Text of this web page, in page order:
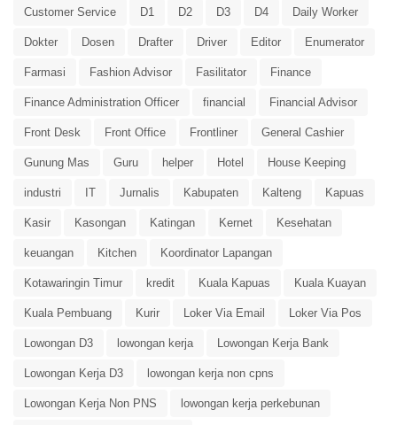
Customer Service D1 D2 D3 D4 Daily Worker
Dokter Dosen Drafter Driver Editor Enumerator
Farmasi Fashion Advisor Fasilitator Finance
Finance Administration Officer financial Financial Advisor
Front Desk Front Office Frontliner General Cashier
Gunung Mas Guru helper Hotel House Keeping
industri IT Jurnalis Kabupaten Kalteng Kapuas
Kasir Kasongan Katingan Kernet Kesehatan
keuangan Kitchen Koordinator Lapangan
Kotawaringin Timur kredit Kuala Kapuas Kuala Kuayan
Kuala Pembuang Kurir Loker Via Email Loker Via Pos
Lowongan D3 lowongan kerja Lowongan Kerja Bank
Lowongan Kerja D3 lowongan kerja non cpns
Lowongan Kerja Non PNS lowongan kerja perkebunan